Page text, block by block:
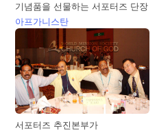
기념품을 선물하는 서포터즈 단장
아프가니스탄
서포터즈 추진본부가